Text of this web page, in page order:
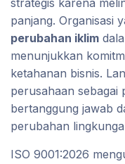
strategis karena
panjang. Organisasi
perubahan iklim
menunjukkan
ketahanan bisnis.
perusahaan sebagai
bertanggung jawab
perubahan
ISO 9001:2026